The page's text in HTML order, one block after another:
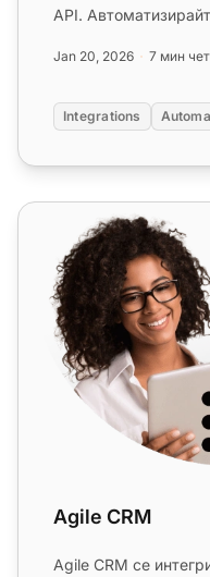
API.
Jan 20, 2026 7 мин
Integrations
Agile CRM
Agile CRM
Agile CRM се